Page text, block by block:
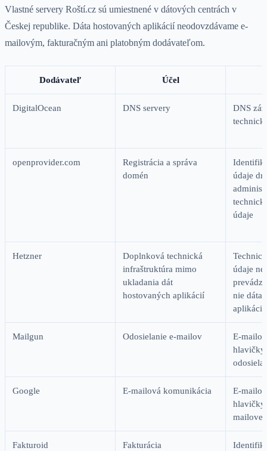
Vlastné servery Roští.cz sú umiestnené v dátových centrách v
Českej republike. Dáta hostovaných aplikácií neodovzdávame e-
mailovým, fakturačným ani platobným dodávateľom.
Dodávateľ Účel
DigitalOcean DNS servery
DNS
openprovider.com
Registrácia a správa
domén
údaje
údaje
Hetzner
Doplnková technická
infraštruktúra mimo
ukladania dát
hostovaných aplikácií
údaje
nie dáta
aplikácií
Mailgun Odosielanie e-mailov
E-
hlavičky
Google E-mailová komunikácia
E-
hlavičky
Fakturoid Fakturácia